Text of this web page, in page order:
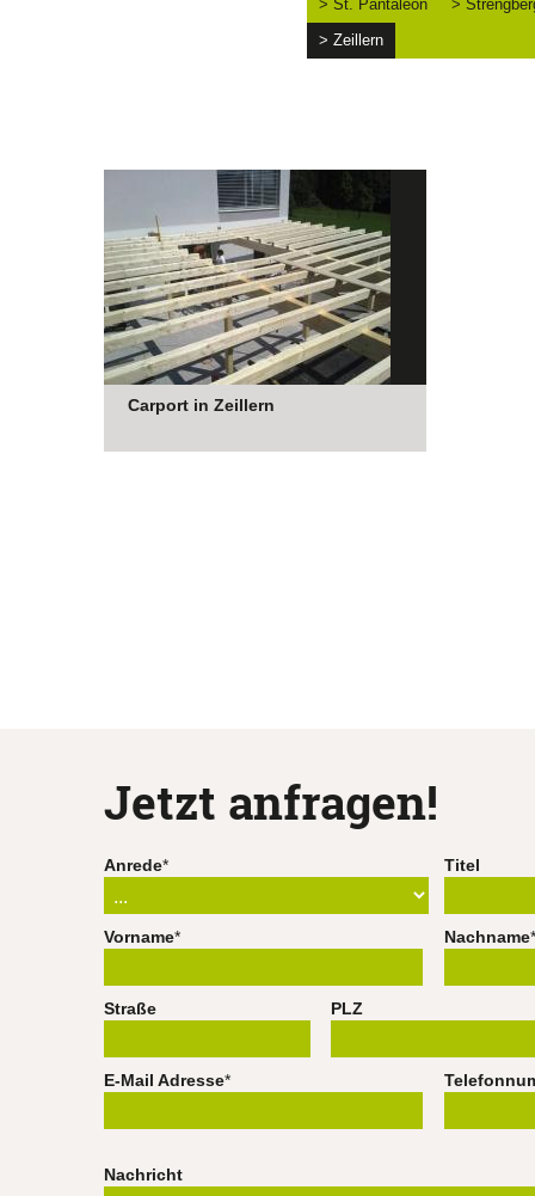
> St. Pantaleon
>
> Zeillern
Carport in Zeillern
Jetzt anfragen!
Anrede* Titel
Vorname* Nachname*
Straße PLZ
E-Mail Adresse*
Nachricht